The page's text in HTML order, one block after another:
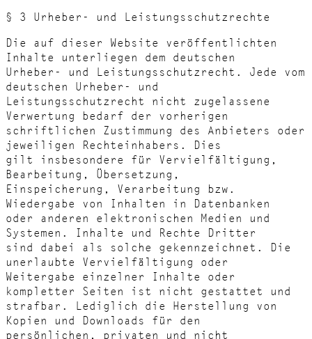
§ 3 Urheber- und Leistungsschutzrechte
Die auf dieser Website veröffentlichten
Inhalte unterliegen dem deutschen
Urheber- und Leistungsschutzrecht. Jede vom
deutschen Urheber- und
Leistungsschutzrecht nicht zugelassene
Verwertung bedarf der vorherigen
schriftlichen Zustimmung des Anbieters oder
jeweiligen Rechteinhabers. Dies
gilt insbesondere für Vervielfältigung,
Bearbeitung, Übersetzung,
Einspeicherung, Verarbeitung bzw.
Wiedergabe von Inhalten in Datenbanken
oder anderen elektronischen Medien und
Systemen. Inhalte und Rechte Dritter
sind dabei als solche gekennzeichnet. Die
unerlaubte Vervielfältigung oder
Weitergabe einzelner Inhalte oder
kompletter Seiten ist nicht gestattet und
strafbar. Lediglich die Herstellung von
Kopien und Downloads für den
persönlichen, privaten und nicht